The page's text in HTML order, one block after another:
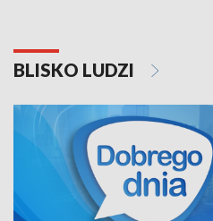
BLISKO LUDZI